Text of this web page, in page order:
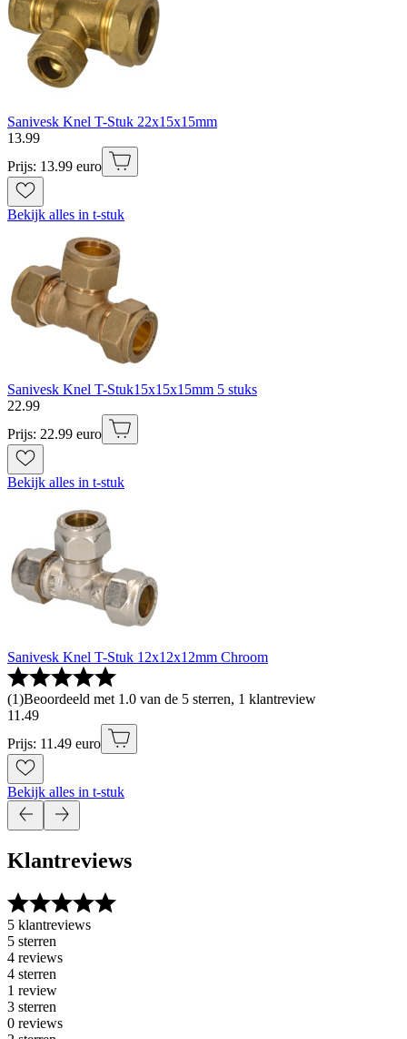
Sanivesk Knel T-Stuk 22x15x15mm
13.99
Prijs: 13.99 euro
Bekijk alles in t-stuk
Sanivesk Knel T-Stuk15x15x15mm 5 stuks
22.99
Prijs: 22.99 euro
Bekijk alles in t-stuk
Sanivesk Knel T-Stuk 12x12x12mm Chroom
(1)Beoordeeld met 1.0 van de 5 sterren, 1 klantreview
11 .49
Prijs: 11.49 euro
Bekijk alles in t-stuk
Klantreviews
5 klantreviews
5 sterren
4 reviews
4 sterren
1 review
3 sterren
0 reviews